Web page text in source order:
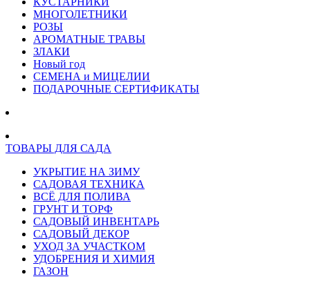
МНОГОЛЕТНИКИ
РОЗЫ
АРОМАТНЫЕ ТРАВЫ
ЗЛАКИ
Новый год
СЕМЕНА и МИЦЕЛИИ
ПОДАРОЧНЫЕ СЕРТИФИКАТЫ
ТОВАРЫ ДЛЯ САДА
УКРЫТИЕ НА ЗИМУ
САДОВАЯ ТЕХНИКА
ВСЁ ДЛЯ ПОЛИВА
ГРУНТ И ТОРФ
САДОВЫЙ ИНВЕНТАРЬ
САДОВЫЙ ДЕКОР
УХОД ЗА УЧАСТКОМ
УДОБРЕНИЯ И ХИМИЯ
ГАЗОН